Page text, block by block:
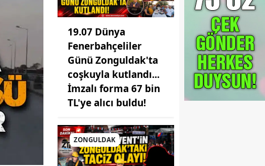
19.07 Dünya
Fenerbahçeliler
Günü Zonguldak'ta
coşkuyla kutlandı...
İmzalı forma 67 bin
TL'ye alıcı buldu!
ZONGULDAK